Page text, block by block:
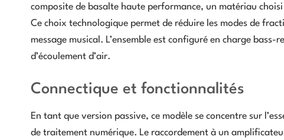
composite de basalte haute performance, un matériau
Ce choix technologique permet de réduire les modes de
message musical. L’ensemble est configuré en charge
d’écoulement d’air.
Connectique et fonctionnalités
En tant que version passive, ce modèle se concentre sur
de traitement numérique. Le raccordement à un